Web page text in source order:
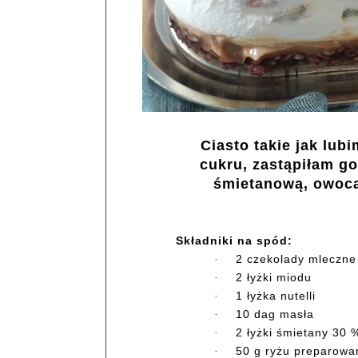
Ciasto takie jak
cukru, zastąpiłam
śmietanową,
Składniki na spód:
· 2 czekolady mleczne
· 2 łyżki miodu
· 1 łyżka nutelli
· 10 dag masła
· 2 łyżki śmietany 30
· 50 g ryżu